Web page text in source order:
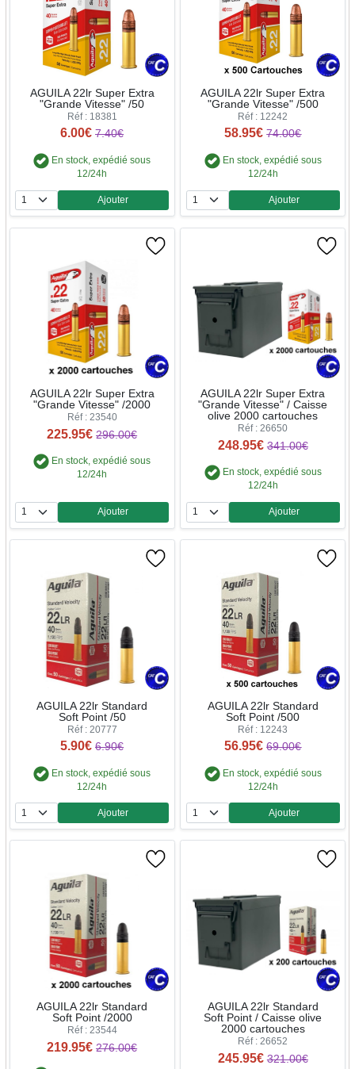
AGUILA 22lr Super Extra
"Grande Vitesse" /50
Réf : 18381
6.00€ 7.40€
En stock, expédié sous
12/24h
Quantité
Ajouter
AGUILA 22lr Super Extra
"Grande Vitesse" /500
Réf : 12242
58.95€ 74.00€
En stock, expédié sous
12/24h
Quantité
Ajouter
AGUILA 22lr Super Extra
"Grande Vitesse" /2000
Réf : 23540
225.95€ 296.00€
En stock, expédié sous
12/24h
Quantité
Ajouter
AGUILA 22lr Super Extra
"Grande Vitesse" / Caisse
olive 2000 cartouches
Réf : 26650
248.95€ 341.00€
En stock, expédié sous
12/24h
Quantité
Ajouter
AGUILA 22lr Standard
Soft Point /50
Réf : 20777
5.90€ 6.90€
En stock, expédié sous
12/24h
Quantité
Ajouter
AGUILA 22lr Standard
Soft Point /500
Réf : 12243
56.95€ 69.00€
En stock, expédié sous
12/24h
Quantité
Ajouter
AGUILA 22lr Standard
Soft Point /2000
Réf : 23544
219.95€ 276.00€
AGUILA 22lr Standard
Soft Point / Caisse olive
2000 cartouches
Réf : 26652
245.95€ 321.00€